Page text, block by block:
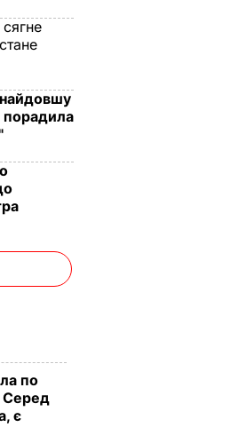
порадила
по
Серед
є